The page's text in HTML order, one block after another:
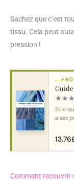
Sachez que c’est
tissu. Cela peut
pression !
★★★
Soie
a ses
13.76
Comment recouvrir